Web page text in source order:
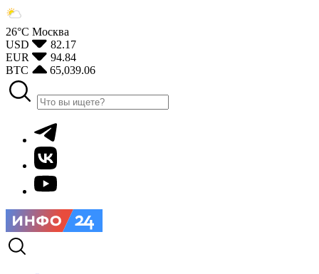
26°С Москва
USD
82.17
EUR
94.84
BTC
65,039.06